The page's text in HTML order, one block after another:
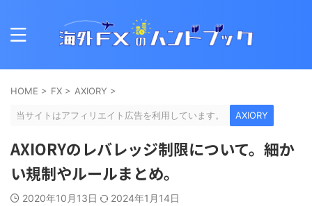
HOME > FX > AXIORY >
当サイトはアフィリエイト広告を利用しています。 AXIORY
AXIORYのレバレッジ制限について。細か
い規制やルールまとめ。
2020年10月13日 2024年1月14日